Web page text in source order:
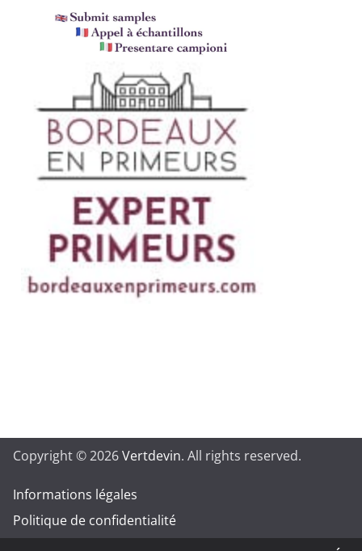
Copyright © 2026Vertdevin. All rights reserved.
Informations légales
Politique de confidentialité